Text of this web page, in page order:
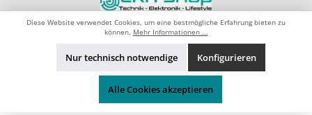
Diese Website verwendet Cookies, um eine bestmögliche Erfahrung bieten zu
können. Mehr Informationen ...
Nur technisch notwendige Konfigurieren
Alle Cookies akzeptieren